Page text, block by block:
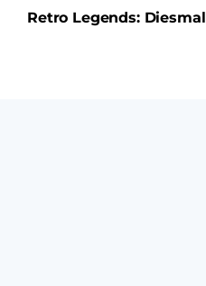
Retro Legends: